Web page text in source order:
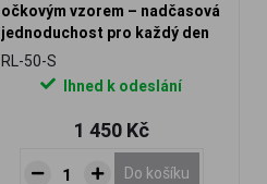
očkovým vzorem – nadčasová
jednoduchost pro každý den
RL-50-S
Ihned k odeslání
1 450 Kč
Do košíku